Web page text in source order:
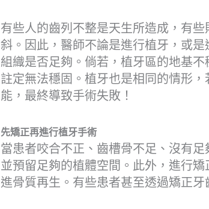
有些人的齒列不整是天生所造成，有
斜。因此，醫師不論是進行植牙，或
組織是否足夠。倘若，植牙區的地基
註定無法穩固。植牙也是相同的情形
能，最終導致手術失敗！
先矯正再進行植牙手術
當患者咬合不正、齒槽骨不足、沒有
並預留足夠的植體空間。此外，進行
進骨質再生。有些患者甚至透過矯正